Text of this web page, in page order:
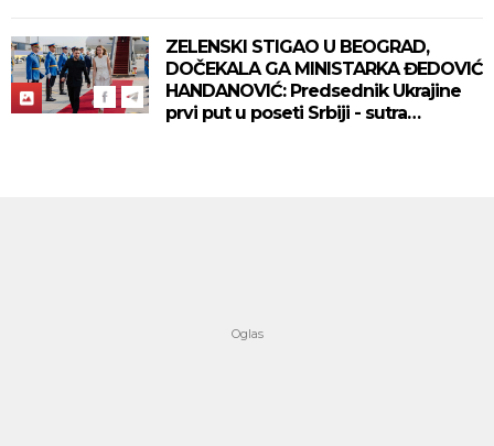
ZELENSKI STIGAO U BEOGRAD,
DOČEKALA GA MINISTARKA ĐEDOVIĆ
HANDANOVIĆ: Predsednik Ukrajine
prvi put u poseti Srbiji - sutra